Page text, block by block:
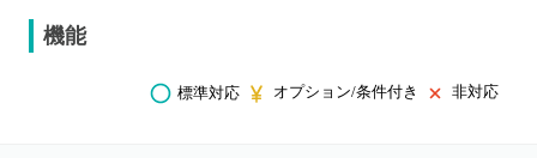
機能
標準対応 オプション/条件付き 非対応